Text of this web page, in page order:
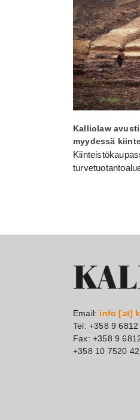
Kalliolaw
myydessä
Email: info [at]
Tel: +358 9
Fax: +358 9
+358 10 7520